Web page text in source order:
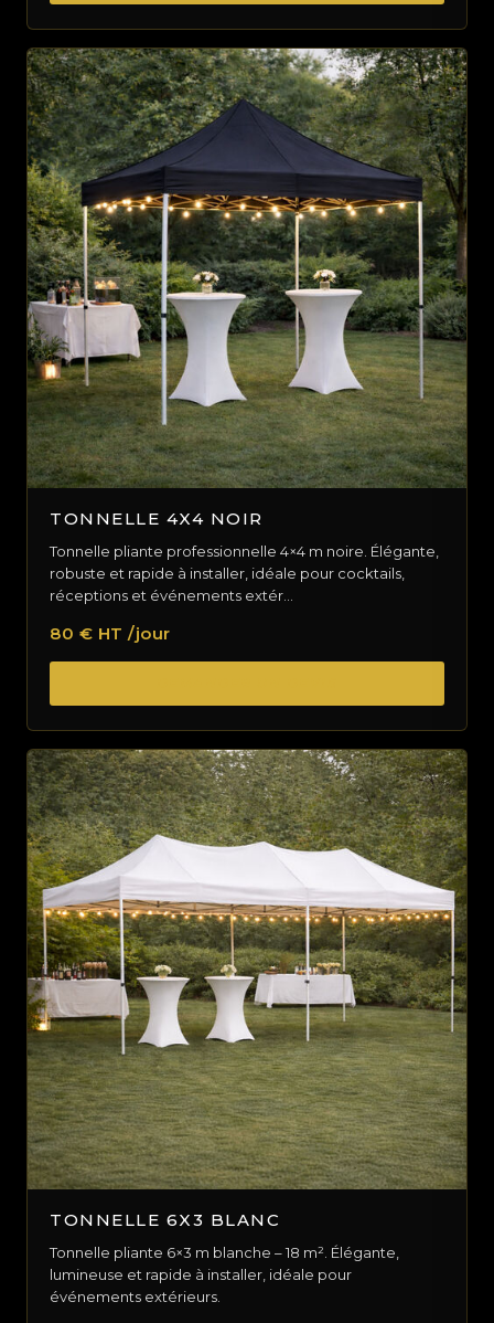
TONNELLE 4X4 NOIR
Tonnelle pliante professionnelle 4×4 m noire. Élégante,
robuste et rapide à installer, idéale pour cocktails,
réceptions et événements extér…
80 € HT /jour
TONNELLE 6X3 BLANC
Tonnelle pliante 6×3 m blanche – 18 m². Élégante,
lumineuse et rapide à installer, idéale pour
événements extérieurs.